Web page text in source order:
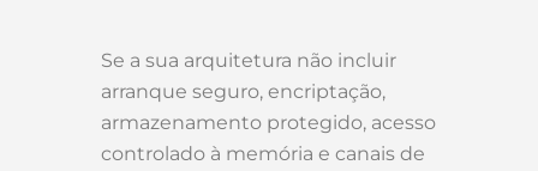
Se a sua arquitetura não incluir
arranque seguro, encriptação,
armazenamento protegido, acesso
controlado à memória e canais de